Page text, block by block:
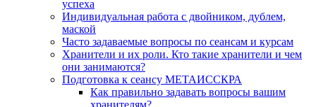
успеха
Индивидуальная работа с двойником, дублем,
маской
Часто задаваемые вопросы по сеансам и курсам
Хранители и их роли. Кто такие хранители и чем
они занимаются?
Подготовка к сеансу МЕТАИССКРА
Как правильно задавать вопросы вашим
хранителям?